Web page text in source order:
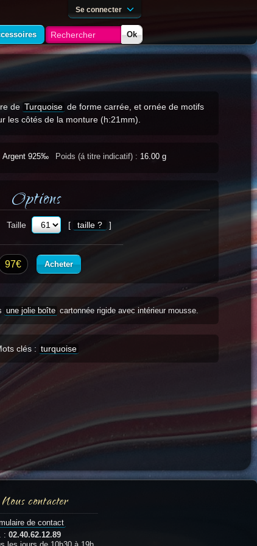
de Turquoise de forme carrée, et ornée de motifs
les côtés de la monture (h:21mm).
Argent 925‰ Poids (á titre indicatif) : 16.00 g
Options
Taille [ taille ? ]
97€ Acheter
une jolie boîte cartonnée rigide avec intérieur mousse.
clés : turquoise
Nous contacter
de contact
: 02.40.62.12.89
Se connecter
Ok